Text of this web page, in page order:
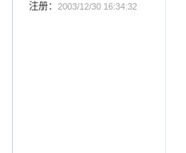
注册： 2003/12/30 16:34:32